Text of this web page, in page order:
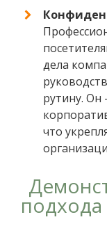
дела
рутину.
что
подхода